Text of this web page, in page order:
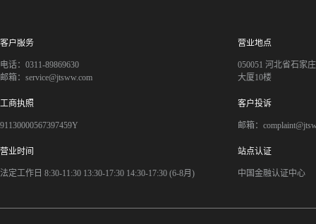
客户服务
电话：0311-89869630
邮箱：service@jtsww.com
营业地点
050051 河北省石家
大厦10楼
工商执照
91130000567397459Y
客户投诉
邮箱：
营业时间
法定工作日 8:30-11:30 13:30-17:30 14:30-17:30 (6-8月)
站点认证
中国金融认证中心